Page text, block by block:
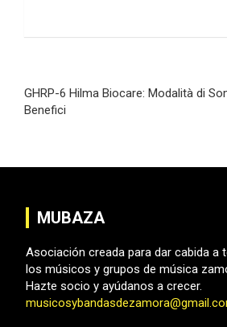
de
GHRP-6 Hilma Biocare: Modalità di
Benefici
MUBAZA
Asociación creada para dar cabida a
los músicos y grupos de música
Hazte socio y ayúdanos a crecer.